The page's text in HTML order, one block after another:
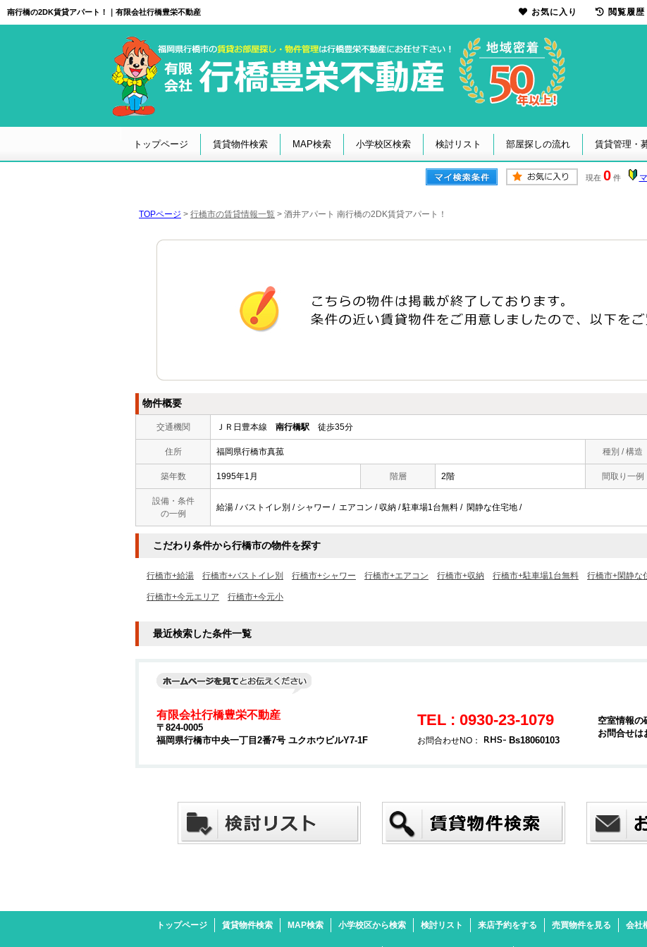
南行橋の2DK賃貸アパート！｜有限会社行橋豊栄不動産
トップページ 賃貸物件検索 MAP検索 小学校区検索 検討リスト 部屋探しの流れ 賃貸管理・
現在 0 件
TOPページ > 行橋市の賃貸情報一覧 > 酒井アパート 南行橋の2DK賃貸アパート！
物件概要
交通機関 ＪＲ日豊本線 南行橋駅 徒歩35分
住所 福岡県行橋市真菰 種別 / 構造
築年数 1995年1月 階層 2階 間取り一例
設備・条件
の一例
給湯 / バストイレ別 / シャワー / エアコン / 収納 / 駐車場1台無料 / 閑静な住宅地 /
こだわり条件から行橋市の物件を探す
行橋市+給湯 行橋市+バストイレ別 行橋市+シャワー 行橋市+エアコン 行橋市+収納 行橋市+駐車場1台無料 行橋市+閑静な
行橋市+今元エリア 行橋市+今元小
最近検索した条件一覧
有限会社行橋豊栄不動産
〒824-0005
福岡県行橋市中央一丁目2番7号 ユクホウビルY7-1F
TEL : 0930-23-1079
お問合わせNO： Bs18060103
空室情報の
お問合せは
トップページ 賃貸物件検索 MAP検索 小学校区から検索 検討リスト 来店予約をする 売買物件を見る 会社
お気に入り 閲覧履歴